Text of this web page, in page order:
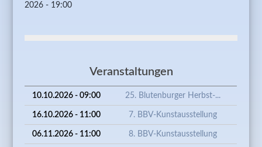
2026 - 19:00
Veranstaltungen
10.10.2026 - 09:00 25. Blutenburger Herbst-...
16.10.2026 - 11:00 7. BBV-Kunstausstellung
06.11.2026 - 11:00 8. BBV-Kunstausstellung